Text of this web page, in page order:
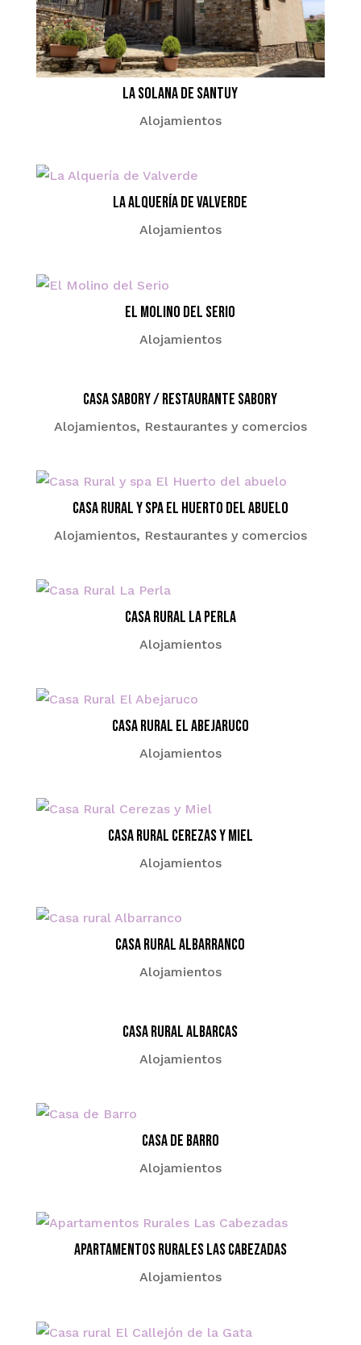
La Solana de Santuy
Alojamientos
La Alquería de Valverde
Alojamientos
El Molino del Serio
Alojamientos
Casa Sabory / Restaurante Sabory
Alojamientos, Restaurantes y comercios
Casa Rural y spa El Huerto del abuelo
Alojamientos, Restaurantes y comercios
Casa Rural La Perla
Alojamientos
Casa Rural El Abejaruco
Alojamientos
Casa Rural Cerezas y Miel
Alojamientos
Casa rural Albarranco
Alojamientos
Casa Rural Albarcas
Alojamientos
Casa de Barro
Alojamientos
Apartamentos Rurales Las Cabezadas
Alojamientos